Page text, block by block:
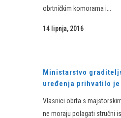
obrtničkim komorama i...
14 lipnja, 2016
Ministarstvo
uređenja prihvatilo je
Vlasnici obrta s
ne moraju polagati stručni